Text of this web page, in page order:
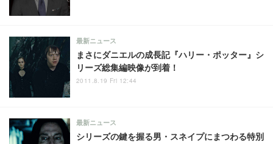
まさにダニエルの成長記『ハリー・ポッター』シ
リーズ総集編映像が到着！
最新ニュース
2011.8.19 Fri 12:44
シリーズの鍵を握る男・スネイプにまつわる特別
最新ニュース